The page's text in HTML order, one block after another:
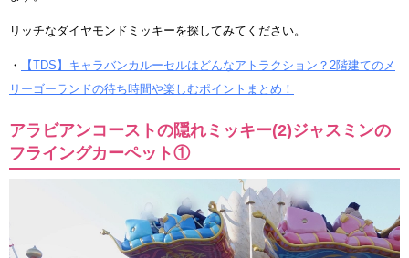
リッチなダイヤモンドミッキーを探してみてください。
・
【TDS】キャラバンカルーセルはどんなアトラクション？2階建てのメ
リーゴーランドの待ち時間や楽しむポイントまとめ！
アラビアンコーストの隠れミッキー(2)ジャスミンの
フライングカーペット①